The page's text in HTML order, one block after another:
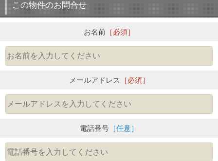
この物件のお問合せ
お名前［必須］
メールアドレス ［必須］
電話番号 ［任意］